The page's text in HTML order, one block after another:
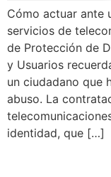
Cómo actuar ante
servicios de
de Protección de
y Usuarios
un ciudadano que
abuso. La
identidad, que […]